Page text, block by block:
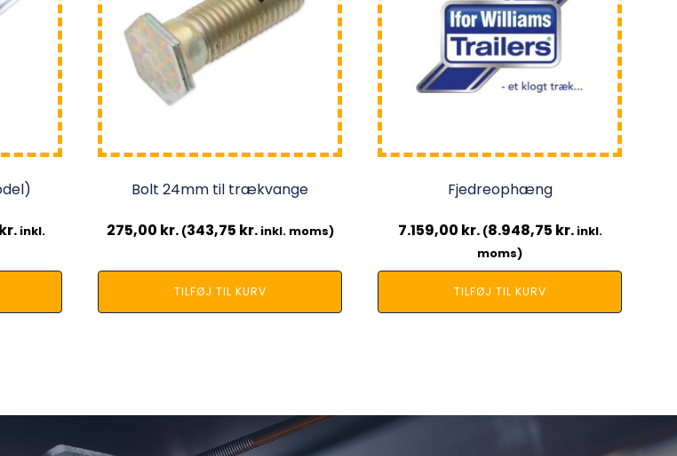
kr.inkl.
Bolt 24mm til trækvange
275,00 kr. (343,75 kr.inkl. moms)
TILFØJ TIL KURV
Fjedreophæng
7.159,00 kr. (8.948,75 kr.inkl.
moms)
TILFØJ TIL KURV